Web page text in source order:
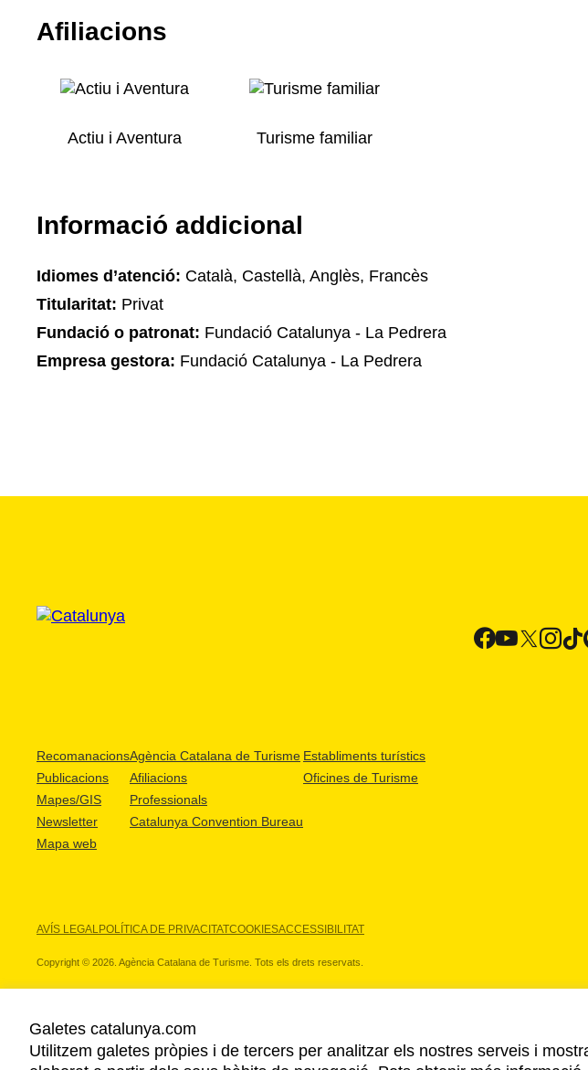
Afiliacions
Actiu i Aventura Turisme familiar
Informació addicional
Idiomes d’atenció: Català, Castellà, Anglès, Francès
Titularitat: Privat
Fundació o patronat: Fundació Catalunya - La Pedrera
Empresa gestora: Fundació Catalunya - La Pedrera
Recomanacions
Publicacions
Mapes/GIS
Newsletter
Mapa web
Agència Catalana de Turisme
Afiliacions
Professionals
Catalunya Convention Bureau
Establiments turístics
Oficines de Turisme
AVÍS LEGALPOLÍTICA DE PRIVACITATCOOKIESACCESSIBILITAT
Copyright © 2026. Agència Catalana de Turisme. Tots els drets reservats.
ELS NOSTRES PARTNERS
Galetes catalunya.com
Utilitzem galetes pròpies i de tercers per analitzar els nostres serveis i